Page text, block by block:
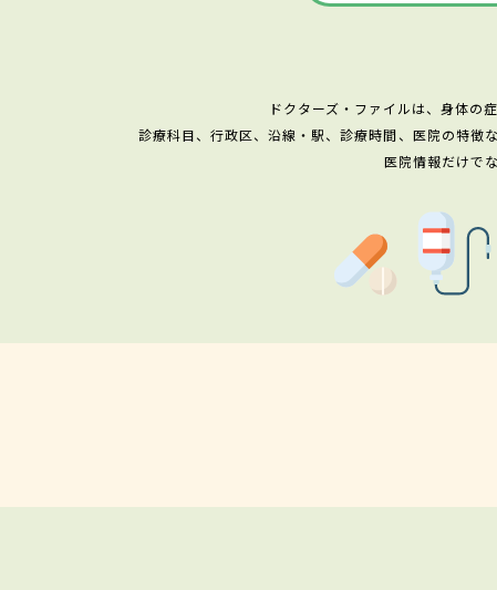
ドクターズ・ファイルは、身体の
診療科目、行政区、沿線・駅、診療時間、医院の特徴
医院情報だけで